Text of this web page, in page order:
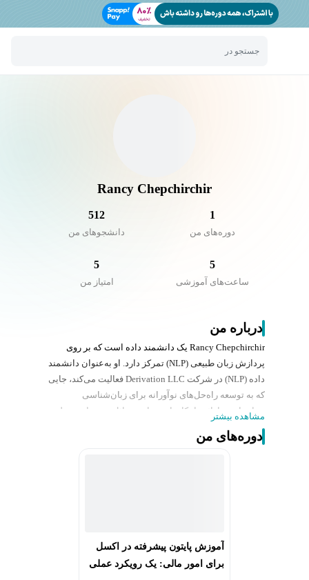
جستجو در
Rancy Chepchirchir
1
دوره‌های من
512
دانشجو‌های من
5
ساعت‌های آموزشی
5
امتیاز من
درباره من
Rancy Chepchirchir یک دانشمند داده است که بر روی
پردازش زبان طبیعی (NLP) تمرکز دارد. او به‌عنوان دانشمند
داده (NLP) در شرکت Derivation LLC فعالیت می‌کند، جایی
که به توسعه راه‌حل‌های نوآورانه برای زبان‌شناسی
محاسباتی و ارائه راهکارهایی برای مسائل مربوط به خطر
انقراض زبان‌ها می‌پردازد. با بیش از دو سال تجربه در علم
داده، او به استفاده از داده‌ها برای خودکارسازی وظایف
مشاهده بیشتر
دوره‌های من
آموزش پایتون پیشرفته در اکسل
برای امور مالی: یک رویکرد عملی